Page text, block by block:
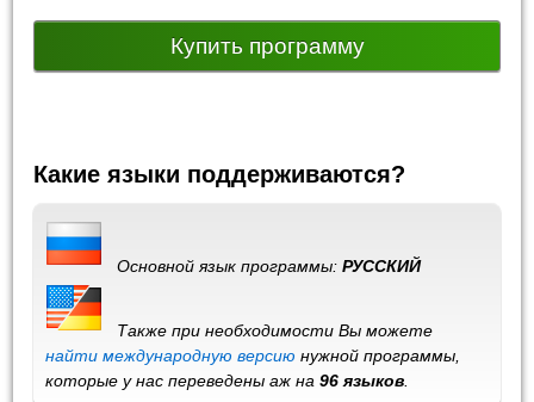
Купить программу
Какие языки поддерживаются?
Основной язык программы:РУССКИЙ
Также при необходимости Вы можете
найти международную версию нужной программы,
которые у нас переведены аж на96 языков.